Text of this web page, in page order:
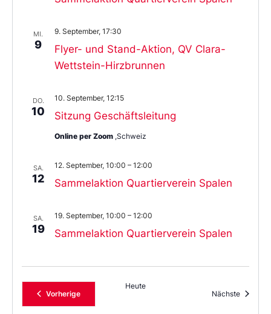
MI.
9
Flyer- und Stand-Aktion, QV Clara-
Wettstein-Hirzbrunnen
9. September, 17:30
DO.
10 Sitzung Geschäftsleitung
10. September, 12:15
Online per Zoom ,Schweiz
SA.
12 Sammelaktion Quartierverein Spalen
12. September, 10:00 – 12:00
SA.
19 Sammelaktion Quartierverein Spalen
19. September, 10:00 – 12:00
VorherigeVeranstaltungen
Heute
Nächste